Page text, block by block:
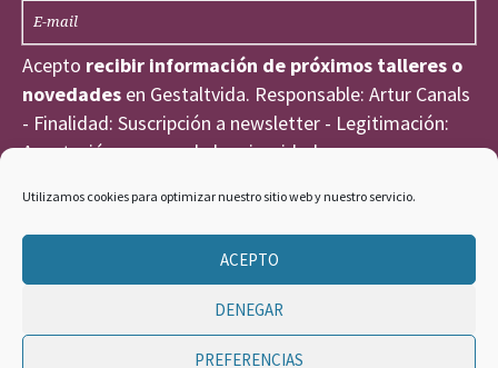
Utilizamos cookies para optimizar nuestro sitio web y nuestro servicio.
ACEPTO
DENEGAR
PREFERENCIAS
Acepto recibir información de próximos talleres o
novedades en Gestaltvida. Responsable: Artur Canals
- Finalidad: Suscripción a newsletter - Legitimación:
Aceptación expresa de la privacidad
He leído y acepto la
Política de Privacidad